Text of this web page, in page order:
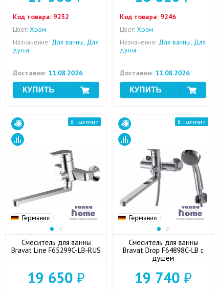
Код товара: 9232
Цвет: Хром
Назначение: Для ванны, Для
душа
Доставим: 11.08.2026
Код товара: 9246
Цвет: Хром
Назначение: Для ванны, Для
душа
Доставим: 11.08.2026
Германия
В наличии
Смеситель для ванны
Bravat Line F65299C-LB-RUS
19 650 ₽
Германия
В наличии
Смеситель для ванны
Bravat Drop F64898C-LB с
душем
19 740 ₽